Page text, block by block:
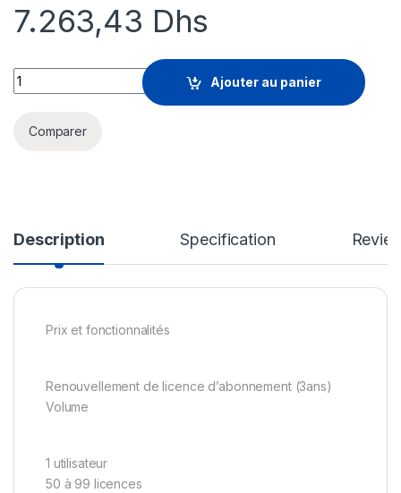
7.263,43 Dhs
Sophos Central Managed Detection and Response
Ajouter au panier
Comparer
Description Specification
Prix et fonctionnalités
Renouvellement de licence d’abonnement (3ans)
Volume
1 utilisateur
50 à 99 licences